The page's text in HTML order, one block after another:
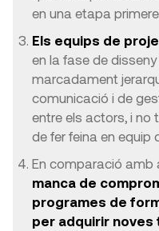
en una etapa
Els equips de
en la fase de
marcadament
comunicació i de
entre els actors, i no
de fer feina en equip
En comparació amb
manca de
programes de
per adquirir noves